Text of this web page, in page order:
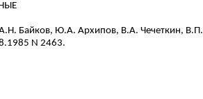
Байков, Ю.А. Архипов, В.А. Чечеткин, В.П.
N 2463.